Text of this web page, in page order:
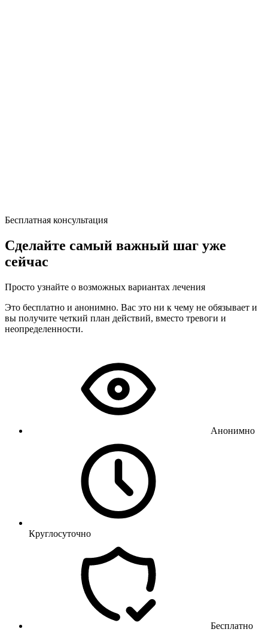
Бесплатная консультация
Сделайте самый важный шаг уже
сейчас
Просто узнайте о возможных вариантах лечения
Это бесплатно и анонимно. Вас это ни к чему не обязывает и
вы получите четкий план действий, вместо тревоги и
неопределенности.
Анонимно
Круглосуточно
Бесплатно